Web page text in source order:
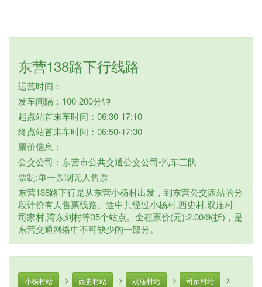
东营138路下行线路
运营时间：
发车间隔：100-200分钟
起点站首末车时间：06:30-17:10
终点站首末车时间：06:50-17:30
票价信息：
公交公司：东营市公共交通公交公司-汽车三队
票制:单一票制无人售票
东营138路下行是从东营小杨村出发，到东营公交西站的分
段计价有人售票线路。途中共经过小杨村,西史村,双庙村,
司家村,湾东刘村等35个站点。全程票价(元):2.00/9(折)，是
东营交通网络中不可缺少的一部分。
小杨村站 -> 西史村站 -> 双庙村站 -> 司家村站 ->